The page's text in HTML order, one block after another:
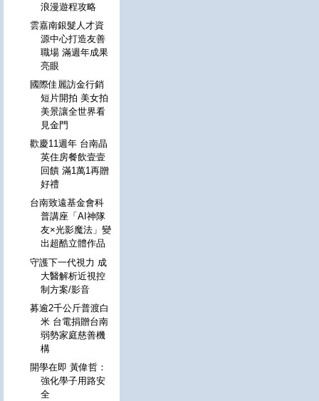
浪漫遊程攻略
雲嘉南銀髮人才資
源中心打造友善
職場 滿週年成果
亮眼
國際佳麗訪金行銷
短片開拍 美女拍
美景讓全世界看
見金門
歡慶11週年 台南晶
英住房餐飲壹壹
回饋 滿1萬1再贈
好禮
台南致遠基金會科
普講座「AI神隊
友×光影魔法」變
出超酷立體作品
守護下一代視力 成
大醫解析近視控
制方案/影音
募逾2千公斤普渡白
米 台電捐贈台南
弱勢家庭慈善機
構
開學在即 黃偉哲：
強化學子用路安
全